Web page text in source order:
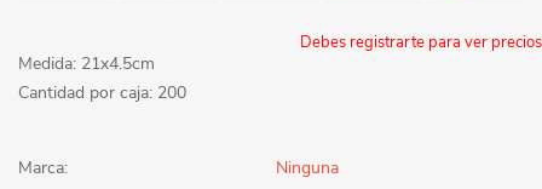
Debes registrarte para ver precios
Medida: 21x4.5cm
Cantidad por caja: 200
Marca: Ninguna